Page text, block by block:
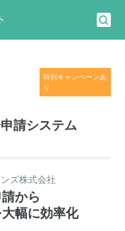
特別キャンペーンあ
り
請システム
ズ株式会社
から
幅に効率化